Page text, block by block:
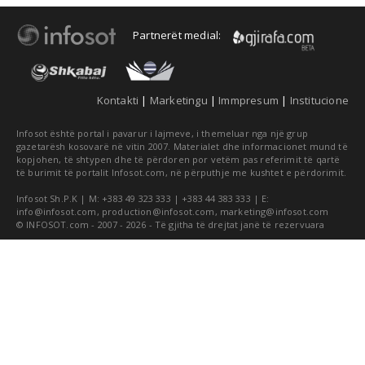
Partnerët medial:
Kontakti | Marketingu | Immpresum | Institucione
Infosot është portal i pavarur i lajmeve, i themeluar nga një grup
gazetarësh kosovarë në vitin 2007. Materialet dhe informacionet mund të
kopjohen, të shtypen dhe të përdoren por vetëm pas referimit të qartë
të burimit të portalit Infosot.com, në përputhje me kushtet e përdorimit.
Infosot Sh.P.K | M: +383 49 323 333 | +383 44 383 333 | E:
info@infosot.com , production@infosot.com , marketing@infosot.com
© INFOSOT.com - 2007 - 2026 - Të gjitha të drejtat janë të rezervuara